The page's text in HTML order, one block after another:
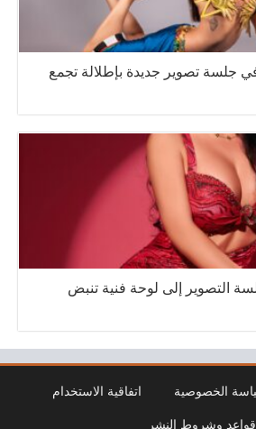
جلسة تصوير جديدة بإطلالة تجمع
التصوير إلى لوحة فنية تنبض
الخصوصية اتفاقية الاستخدام
قواعد وشروط النشر